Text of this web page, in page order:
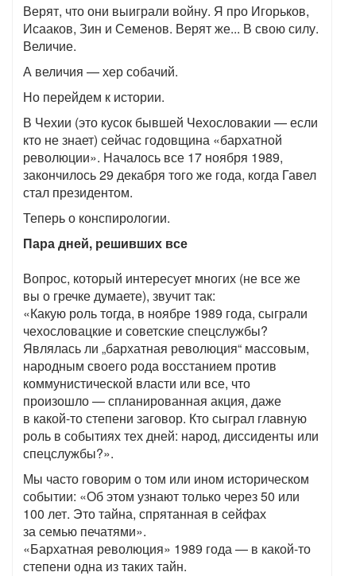
Верят, что они выиграли войну. Я про Игорьков,
Исааков, Зин и Семенов. Верят же... В свою силу.
Величие.
А величия — хер собачий.
Но перейдем к истории.
В Чехии (это кусок бывшей Чехословакии — если
кто не знает) сейчас годовщина «бархатной
революции». Началось все 17 ноября 1989,
закончилось 29 декабря того же года, когда Гавел
стал президентом.
Теперь о конспирологии.
Пара дней, решивших все
Вопрос, который интересует многих (не все же
вы о гречке думаете), звучит так:
«Какую роль тогда, в ноябре 1989 года, сыграли
чехословацкие и советские спецслужбы?
Являлась ли „бархатная революция“ массовым,
народным своего рода восстанием против
коммунистической власти или все, что
произошло — спланированная акция, даже
в какой-то степени заговор. Кто сыграл главную
роль в событиях тех дней: народ, диссиденты или
спецслужбы?».
Мы часто говорим о том или ином историческом
событии: «Об этом узнают только через 50 или
100 лет. Это тайна, спрятанная в сейфах
за семью печатями».
«Бархатная революция» 1989 года — в какой-то
степени одна из таких тайн.